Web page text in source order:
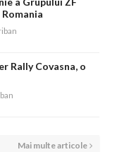
Rally Covasna, o
Mai multe articole